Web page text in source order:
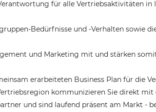
für alle Vertriebsaktivitäten
Bedürfnisse und -Verhalten sowie
und Marketing mit und stärken
erarbeiteten Business Plan für die
kommunizieren Sie direkt mit
und sind laufend präsent am Markt -